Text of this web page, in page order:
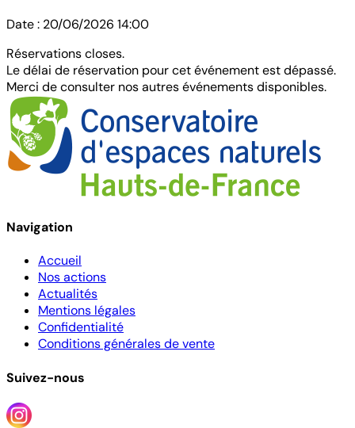
Date : 20/06/2026 14:00
Réservations closes.
Le délai de réservation pour cet événement est dépassé.
Merci de consulter nos autres événements disponibles.
Navigation
Accueil
Nos actions
Actualités
Mentions légales
Confidentialité
Conditions générales de vente
Suivez-nous